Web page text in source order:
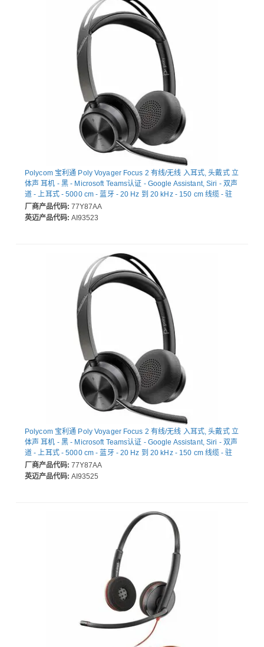
Polycom 宝利通 Poly Voyager Focus 2 有线/无线 入耳式, 头戴式 立
体声 耳机 - 黑 - Microsoft Teams认证 - Google Assistant, Siri - 双声
道 - 上耳式 - 5000 cm - 蓝牙 - 20 Hz 到 20 kHz - 150 cm 线缆 - 驻
极体电容器, 微机电（MEMS ）技术, 降噪 麦克风 - A 型 USB
厂商产品代码: 77Y87AA
英迈产品代码: AI93523
Polycom 宝利通 Poly Voyager Focus 2 有线/无线 入耳式, 头戴式 立
体声 耳机 - 黑 - Microsoft Teams认证 - Google Assistant, Siri - 双声
道 - 上耳式 - 5000 cm - 蓝牙 - 20 Hz 到 20 kHz - 150 cm 线缆 - 驻
极体电容器, 微机电（MEMS ）技术, 降噪 麦克风 - A 型 USB
厂商产品代码: 77Y87AA
英迈产品代码: AI93525